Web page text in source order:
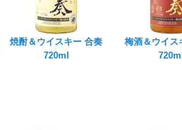
焼酎＆ウイスキー 合奏
720ml
梅酒＆ウイス